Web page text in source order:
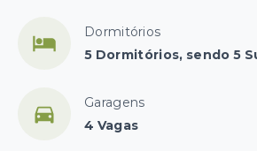
Dormitórios
5 Dormitórios, sendo 5
Garagens
4 Vagas